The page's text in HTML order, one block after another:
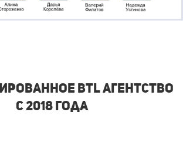
BTL агентство
с 2018 года